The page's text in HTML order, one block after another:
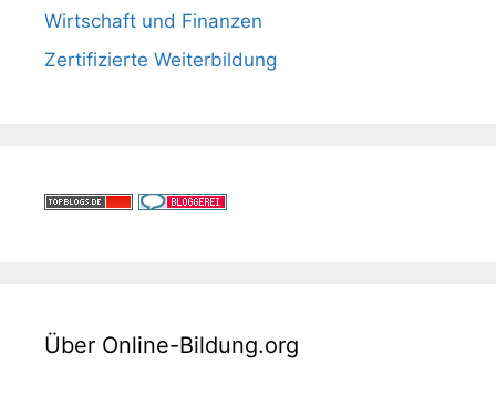
Wirtschaft und Finanzen
Zertifizierte Weiterbildung
Über Online-Bildung.org